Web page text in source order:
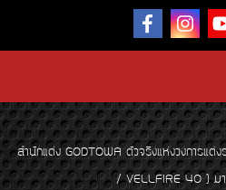
สำนักแต่ง GODTOWA ตัวจริงแห่งวงการแ
/ VELLFIRE 40 ) มา